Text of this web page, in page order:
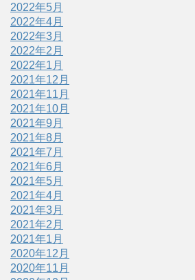
2022年5月
2022年4月
2022年3月
2022年2月
2022年1月
2021年12月
2021年11月
2021年10月
2021年9月
2021年8月
2021年7月
2021年6月
2021年5月
2021年4月
2021年3月
2021年2月
2021年1月
2020年12月
2020年11月